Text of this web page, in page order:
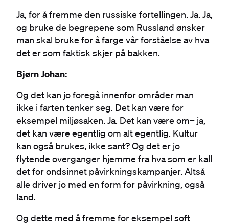
Ja, for å fremme den russiske fortellingen. Ja. Ja,
og bruke de begrepene som Russland ønsker
man skal bruke for å farge vår forståelse av hva
det er som faktisk skjer på bakken.
Bjørn Johan:
Og det kan jo foregå innenfor områder man
ikke i farten tenker seg. Det kan være for
eksempel miljøsaken. Ja. Det kan være om– ja,
det kan være egentlig om alt egentlig. Kultur
kan også brukes, ikke sant? Og det er jo
flytende overganger hjemme fra hva som er kall
det for ondsinnet påvirkningskampanjer. Altså
alle driver jo med en form for påvirkning, også
land.
Og dette med å fremme for eksempel soft